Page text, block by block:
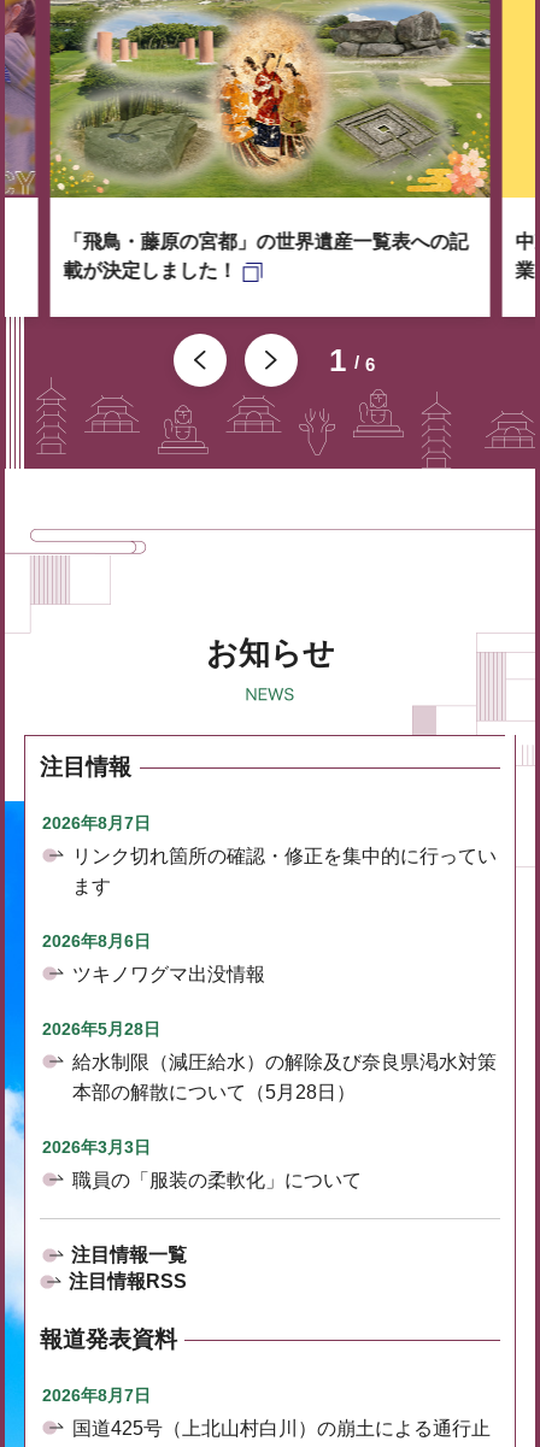
1 6
「飛鳥・藤原の宮都」の世界遺産一覧表への記
載が決定しました！
中
業
お知らせ
注目情報
2026年8月7日
リンク切れ箇所の確認・修正を集中的に行ってい
ます
2026年8月6日
ツキノワグマ出没情報
2026年5月28日
給水制限（減圧給水）の解除及び奈良県渇水対策
本部の解散について（5月28日）
2026年3月3日
職員の「服装の柔軟化」について
注目情報一覧
注目情報RSS
報道発表資料
2026年8月7日
国道425号（上北山村白川）の崩土による通行止